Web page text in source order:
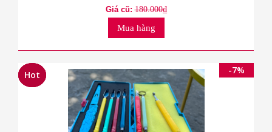
Giá cũ:180.000₫
Mua hàng
Hot
Hot
Hot -7%